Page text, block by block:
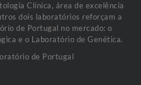
Clínica, área de excelência
dois laboratórios reforçam a
de Portugal no mercado: o
e o Laboratório de Genética.
de Portugal